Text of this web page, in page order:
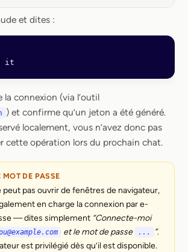
et dites :
it
la connexion (via l’outil
) et confirme qu’un jeton a été généré.
localement, vous n’avez donc pas
cette opération lors du prochain chat.
MOT DE PASSE
peut pas ouvrir de fenêtres de navigateur,
en charge la connexion par e-
— dites simplement “Connecte-moi
et le mot de passe ... ”.
est privilégié dès qu’il est disponible.